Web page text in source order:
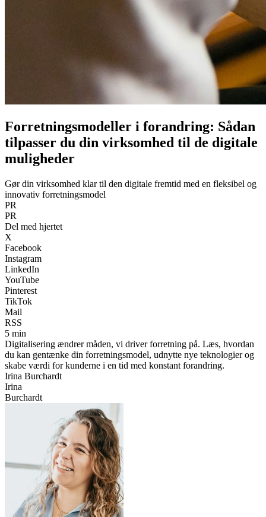
Forretningsmodeller i forandring: Sådan
tilpasser du din virksomhed til de digitale
muligheder
Gør din virksomhed klar til den digitale fremtid med en fleksibel og
innovativ forretningsmodel
PR
PR
Del med hjertet
X
Facebook
Instagram
LinkedIn
YouTube
Pinterest
TikTok
Mail
RSS
5 min
Digitalisering ændrer måden, vi driver forretning på. Læs, hvordan
du kan gentænke din forretningsmodel, udnytte nye teknologier og
skabe værdi for kunderne i en tid med konstant forandring.
Irina Burchardt
Irina
Burchardt